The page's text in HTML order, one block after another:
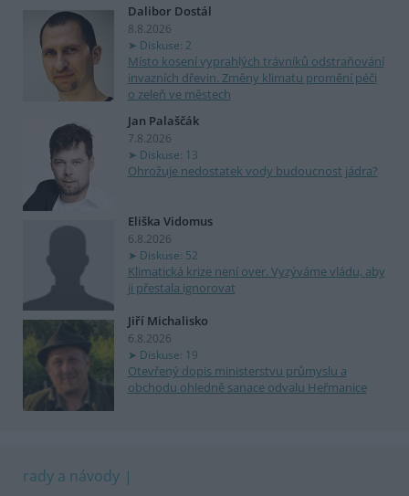
Dalibor Dostál
8.8.2026
Diskuse: 2
Místo kosení vyprahlých trávníků odstraňování
invazních dřevin. Změny klimatu promění péči
o zeleň ve městech
Jan Palaščák
7.8.2026
Diskuse: 13
Ohrožuje nedostatek vody budoucnost jádra?
Eliška Vidomus
6.8.2026
Diskuse: 52
Klimatická krize není over. Vyzýváme vládu, aby
ji přestala ignorovat
Jiří Michalisko
6.8.2026
Diskuse: 19
Otevřený dopis ministerstvu průmyslu a
obchodu ohledně sanace odvalu Heřmanice
rady a návody